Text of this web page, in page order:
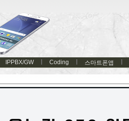
IPPBX/GW Coding 스마트폰앱